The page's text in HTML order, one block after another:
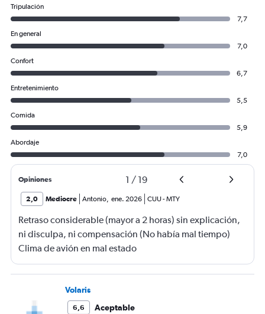
Tripulación
7,7
En general
7,0
Confort
6,7
Entretenimiento
5,5
Comida
5,9
Abordaje
7,0
Opiniones 1 / 19
2,0 Mediocre Antonio, ene. 2026 CUU-MTY
Retraso considerable (mayor a 2 horas) sin explicación,
ni disculpa, ni compensación (No había mal tiempo)
Clima de avión en mal estado
Volaris
6,6
Aceptable